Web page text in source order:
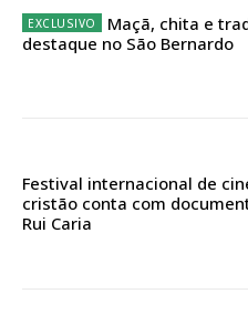
casa
Acesso ao conteúdo
Acesso aos
Escolha
Maçã, chita e
destaque no São Bernardo
Festival internacional de
cristão conta com
Rui Caria